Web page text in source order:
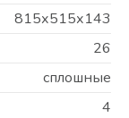
815х515х143
26
сплошные
4